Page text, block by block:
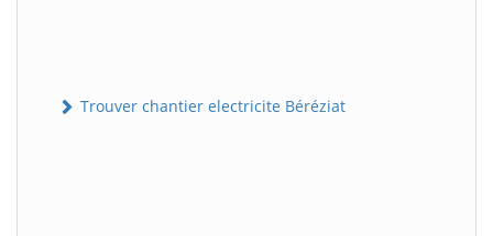
Trouver chantier electricite Béréziat